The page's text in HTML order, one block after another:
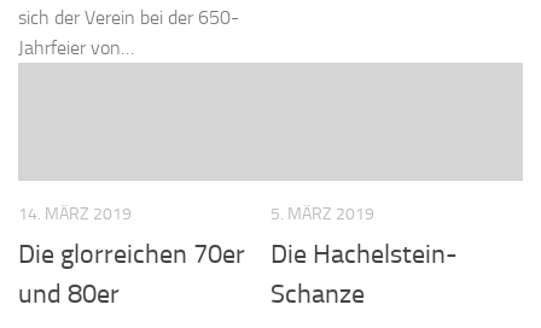
sich der Verein bei der 650-
Jahrfeier von…
14. MÄRZ 2019
Die glorreichen 70er
und 80er
5. MÄRZ 2019
Die Hachelstein-
Schanze